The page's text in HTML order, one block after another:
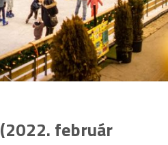
(2022. február